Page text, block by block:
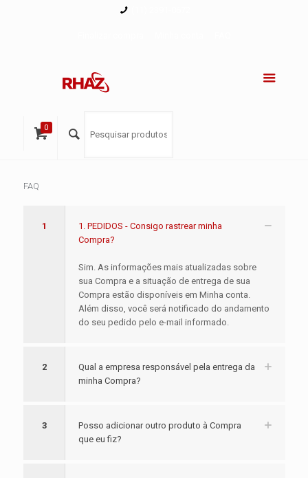
0
FAQ
1
1. PEDIDOS - Consigo rastrear minha
Compra?
Sim. As informações mais atualizadas sobre
sua Compra e a situação de entrega de sua
Compra estão disponíveis em Minha conta.
Além disso, você será notificado do andamento
do seu pedido pelo e-mail informado.
2
Qual a empresa responsável pela entrega da
minha Compra?
3
Posso adicionar outro produto à Compra
que eu fiz?